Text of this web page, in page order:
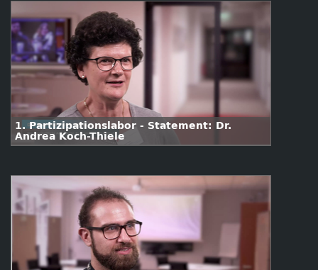
1. Partizipationslabor - Statement: Dr.
Andrea Koch-Thiele